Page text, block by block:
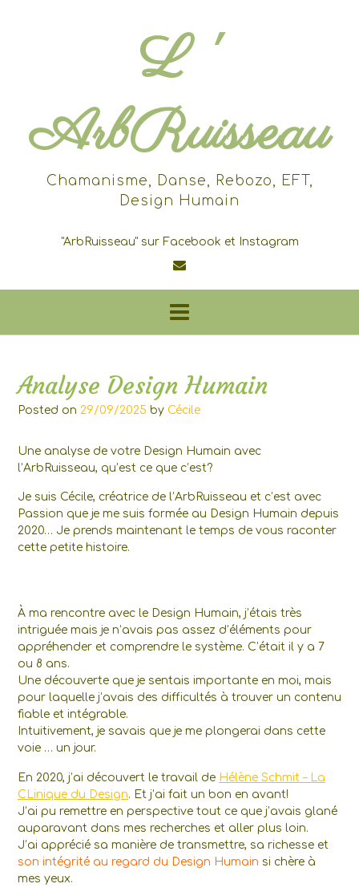
L '
ArbRuisseau
Chamanisme, Danse, Rebozo, EFT,
Design Humain
"ArbRuisseau" sur Facebook et Instagram
Analyse Design Humain
Posted on 29/09/2025 by Cécile
Une analyse de votre Design Humain avec
l’ArbRuisseau, qu’est ce que c’est?
Je suis Cécile, créatrice de l’ArbRuisseau et c’est avec
Passion que je me suis formée au Design Humain depuis
2020… Je prends maintenant le temps de vous raconter
cette petite histoire.
À ma rencontre avec le Design Humain, j’étais très
intriguée mais je n’avais pas assez d’éléments pour
appréhender et comprendre le système. C’était il y a 7
ou 8 ans.
Une découverte que je sentais importante en moi, mais
pour laquelle j’avais des difficultés à trouver un contenu
fiable et intégrable.
Intuitivement, je savais que je me plongerai dans cette
voie … un jour.
En 2020, j’ai découvert le travail de Hélène Schmit – La
CLinique du Design. Et j’ai fait un bon en avant!
J’ai pu remettre en perspective tout ce que j’avais glané
auparavant dans mes recherches et aller plus loin.
J’ai apprécié sa manière de transmettre, sa richesse et
son intégrité au regard du Design Humain si chère à
mes yeux.